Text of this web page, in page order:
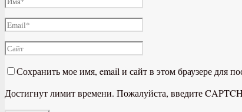
Сохранить мое имя, email и сайт в этом браузере для
Достигнут лимит времени. Пожалуйста, введите